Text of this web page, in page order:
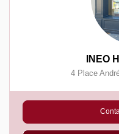
INEO
4 Place